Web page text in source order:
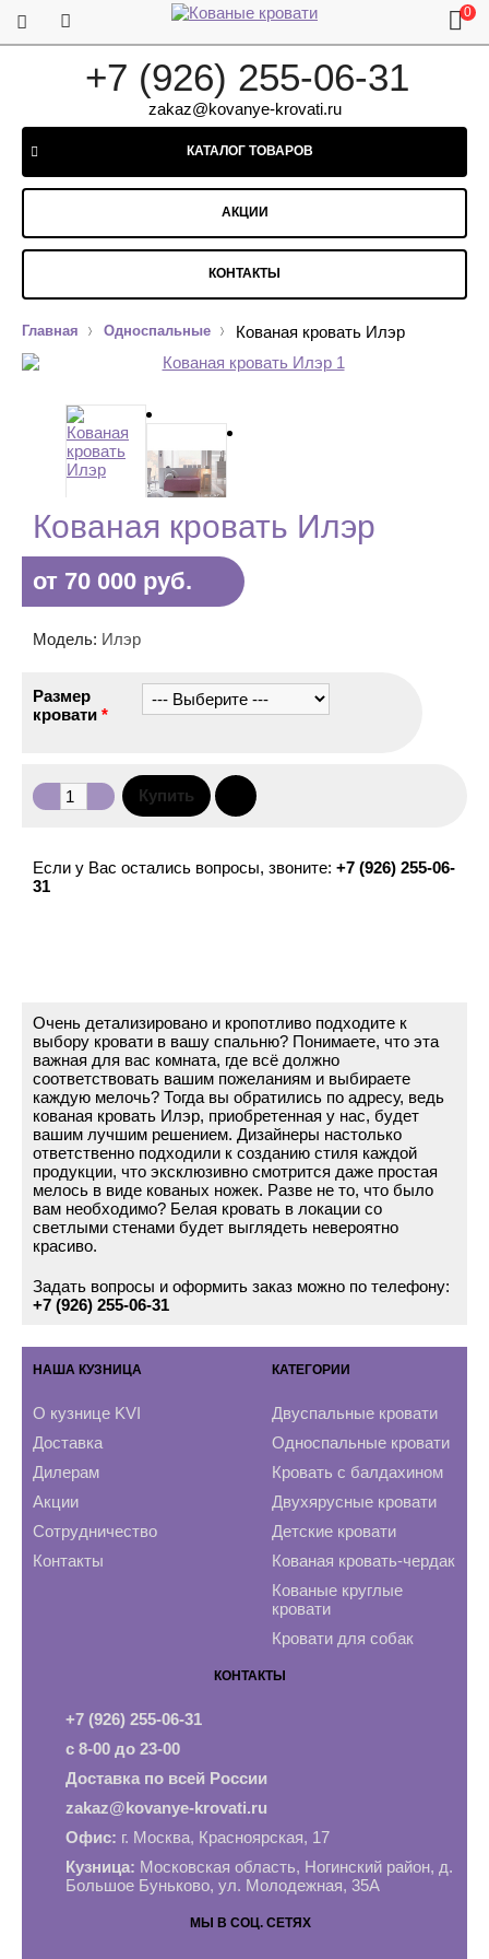
+7 (926) 255-06-31
zakaz@kovanye-krovati.ru
0
КАТАЛОГ ТОВАРОВ
АКЦИИ
КОНТАКТЫ
Главная Односпальные Кованая кровать Илэр
Кованая кровать Илэр
от 70 000 руб.
Модель: Илэр
Размер
кровати *
Если у Вас остались вопросы, звоните: +7 (926) 255-06-
31
Очень детализировано и кропотливо подходите к
выбору кровати в вашу спальню? Понимаете, что эта
важная для вас комната, где всё должно
соответствовать вашим пожеланиям и выбираете
каждую мелочь? Тогда вы обратились по адресу, ведь
кованая кровать Илэр, приобретенная у нас, будет
вашим лучшим решением. Дизайнеры настолько
ответственно подходили к созданию стиля каждой
продукции, что эксклюзивно смотрится даже простая
мелось в виде кованых ножек. Разве не то, что было
вам необходимо? Белая кровать в локации со
светлыми стенами будет выглядеть невероятно
красиво.
Задать вопросы и оформить заказ можно по телефону:
+7 (926) 255-06-31
НАША КУЗНИЦА
О кузнице KVI
Доставка
Дилерам
Акции
Сотрудничество
Контакты
КАТЕГОРИИ
Двуспальные кровати
Односпальные кровати
Кровать с балдахином
Двухярусные кровати
Детские кровати
Кованая кровать-чердак
Кованые круглые
кровати
Кровати для собак
КОНТАКТЫ
+7 (926) 255-06-31
с 8-00 до 23-00
Доставка по всей России
zakaz@kovanye-krovati.ru
Офис: г. Москва, Красноярская, 17
Кузница: Московская область, Ногинский район, д.
Большое Буньково, ул. Молодежная, 35А
МЫ В СОЦ. СЕТЯХ